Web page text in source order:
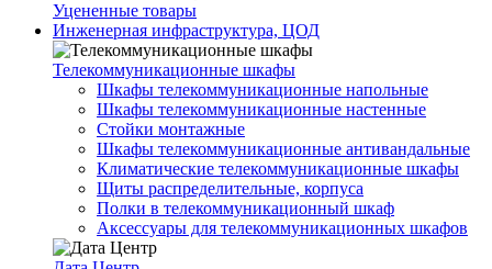
Уцененные товары
Инженерная инфраструктура, ЦОД
Телекоммуникационные шкафы
Шкафы телекоммуникационные напольные
Шкафы телекоммуникационные настенные
Стойки монтажные
Шкафы телекоммуникационные антивандальные
Климатические телекоммуникационные шкафы
Щиты распределительные, корпуса
Полки в телекоммуникационный шкаф
Аксессуары для телекоммуникационных шкафов